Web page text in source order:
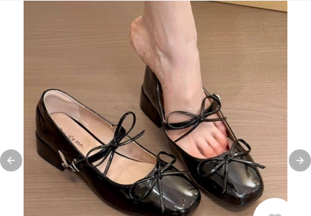
Previous slide